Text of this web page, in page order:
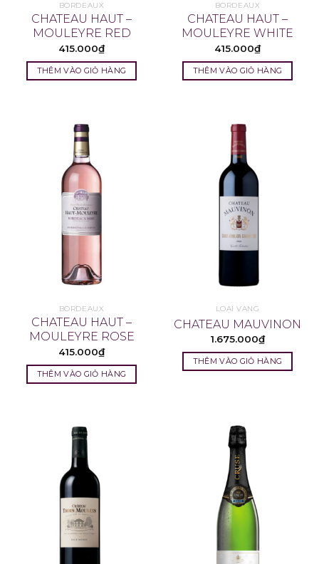
BORDEAUX
CHATEAU HAUT –
MOULEYRE RED
415.000₫
THÊM VÀO GIỎ HÀNG
BORDEAUX
CHATEAU HAUT –
MOULEYRE WHITE
415.000₫
THÊM VÀO GIỎ HÀNG
BORDEAUX
CHATEAU HAUT –
MOULEYRE ROSE
415.000₫
THÊM VÀO GIỎ HÀNG
LOẠI VANG
CHATEAU MAUVINON
1.675.000₫
THÊM VÀO GIỎ HÀNG